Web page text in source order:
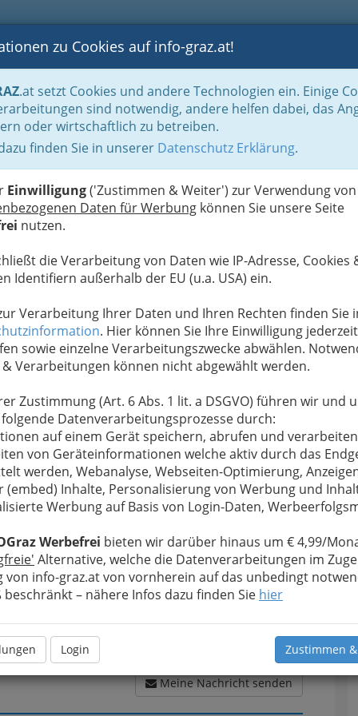
BLOGS FOTOS GASTRONOMIE BRANCHEN
zu Cookies auf info-graz.at!
.at setzt Cookies und andere Technologien ein. Einige
sind notwendig, andere helfen dabei, das
oder wirtschaftlich zu betreiben.
finden Sie in unserer Datenschutz Erklärung.
Einwilligung('Zustimmen & Weiter') zur Verwendung von
Daten für Werbung können Sie unsere Seite
nutzen.
die Verarbeitung von Daten wie IP-Adresse, Cookies
Identifiern außerhalb der EU (u.a. USA) ein.
Verarbeitung Ihrer Daten und Ihren Rechten finden Sie
. Hier können Sie Ihre Einwilligung jederzeit
sowie einzelne Verarbeitungszwecke abwählen.
& Verarbeitungen können nicht abgewählt werden.
Zustimmung (Art. 6 Abs. 1 lit. a DSGVO) führen wir und
Datenverarbeitungsprozesse durch:
auf einem Gerät speichern, abrufen und
von Geräteinformationen welche aktiv durch das
werden, Webanalyse, Webseiten-Optimierung,
(embed) Inhalte, Personalisierung von Werbung und
Werbung auf Basis von Login-Daten,
Werbefrei bieten wir darüber hinaus um € 4,99/
Alternative, welche die Datenverarbeitungen im
von info-graz.at von vornherein auf das unbedingt
beschränkt – nähere Infos dazu finden Sie hier
Login Zustimmen
Der Handel nach WKO-Gliederung Lebensmittelhandel Lebensmittelhandel
- Jürgen Koller e.U.
bewahren, verwenden wir an dieser Stelle zur
Ihre Nachricht wird nach dem Absenden
Markt Rechbauerstraße - Jürgen Koller e.U.
Meine Nachricht
Meine Nachricht senden